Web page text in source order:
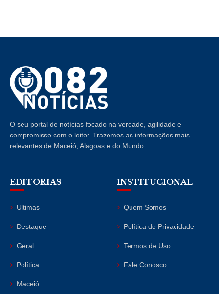
O seu portal de notícias focado na verdade, agilidade e
compromisso com o leitor. Trazemos as informações mais
relevantes de Maceió, Alagoas e do Mundo.
EDITORIAS
Últimas
Destaque
Geral
Política
Maceió
INSTITUCIONAL
Quem Somos
Política de Privacidade
Termos de Uso
Fale Conosco